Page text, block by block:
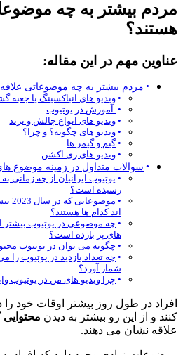
مردم بیشتر به چه
هستند؟
عناوین مهم در این مقاله:
مردم بیشتر به چه موضوعاتی
ویدیو های انباکسینگ یا جعبه
آموزش در یوتیوب
ویدیو های انواع چالش و ترند
ویدیو های چگونه؟ و چرا؟
گیم و گیمر ها
ویدیو های ری اکشن
سوالات متداول در زمینه موضوع
یوتیوب ایرانیان از چه زمانی
رسیده است؟
اند کدام ها هستند؟
چه موضوعی در یوتیوب بیشتر
های پر بازده است؟
چگونه می توان در یوتیوب
چه تعداد بازدید در یوتیوب را
شمار آورد؟
چرا ویدیو های من در یوتیوب
افراد در طول روز بیشتر اوقات خود
کنند و از این رو بیشتر به دیدن
علاقه نشان می دهند.